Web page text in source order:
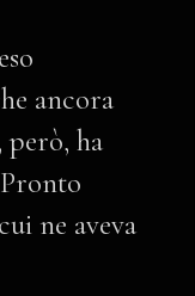
ancora
ha
ne aveva